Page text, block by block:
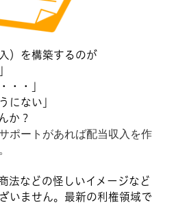
）を構築するのが
・・」
にない」
か？
ポートがあれば配当収入を作
法などの怪しいイメージなど
いません。最新の利権領域で